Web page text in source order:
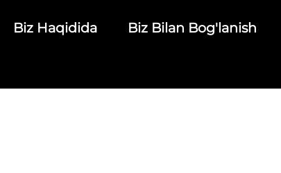
Biz Haqidida Biz Bilan Bog'lanish